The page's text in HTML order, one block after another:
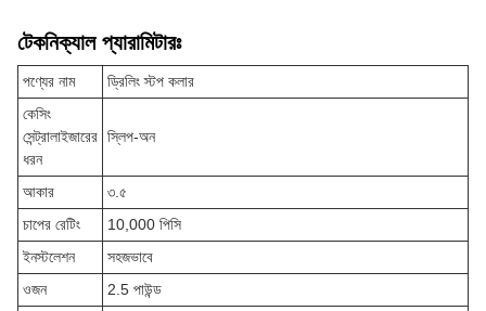
টেকনিক্যাল প্যারামিটারঃ
পণ্যের নাম
ড্রিলিং স্টপ কলার
কেসিং
সেন্ট্রালাইজারের
ধরন
স্লিপ-অন
আকার
৩.৫
চাপের রেটিং
10,000 পিসি
ইনস্টলেশন
সহজভাবে
ওজন
2.5 পাউন্ড